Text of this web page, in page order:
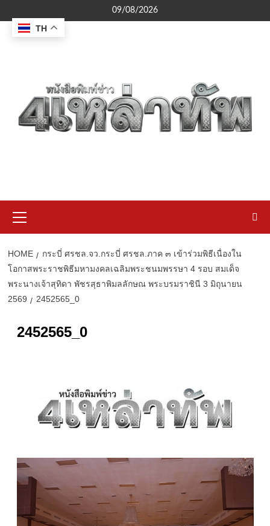
to
content
09/08/2026
Menu
HOME
กระบี่ ศรชล.จว.กระบี่ ศรชล.ภาค ๓ เข้าร่วมพิธีเนื่องใน
โอกาสพระราชพิธีมหามงคลเฉลิมพระชนมพรรษา 4 รอบ สมเด็จ
พระนางเจ้าสุทิดา พัชรสุธาพิมลลักษณ พระบรมราชินี 3 มิถุนายน
2569
2452565_0
2452565_0
TH